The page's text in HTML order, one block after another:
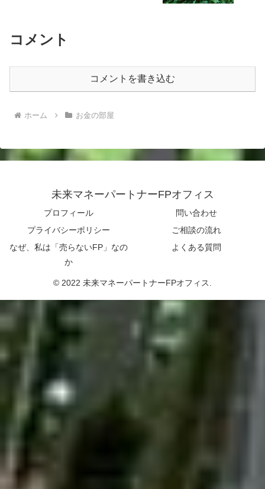
コメント
コメントを書き込む
ホーム お金の部屋
未来マネーパートナーFPオフィス
プロフィール
問い合わせ
プライバシーポリシー
ご相談の流れ
なぜ、私は「売らないFP」なの
か
よくある質問
© 2022 未来マネーパートナーFPオフィス.